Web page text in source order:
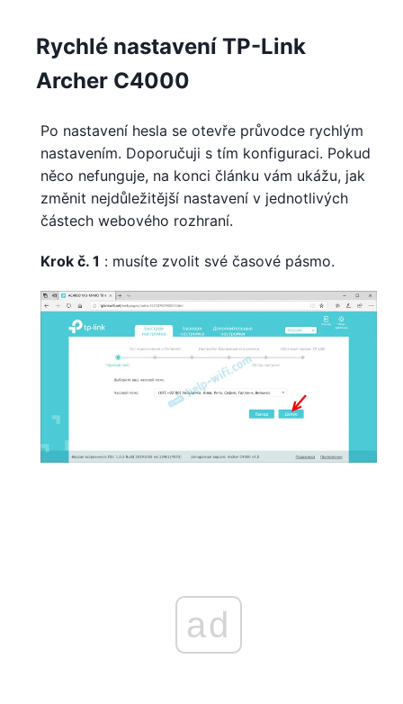
Rychlé nastavení TP-Link
Archer C4000
Po nastavení hesla se otevře průvodce rychlým
nastavením. Doporučuji s tím konfiguraci. Pokud
něco nefunguje, na konci článku vám ukážu, jak
změnit nejdůležitější nastavení v jednotlivých
částech webového rozhraní.
Krok č. 1 : musíte zvolit své časové pásmo.
ad